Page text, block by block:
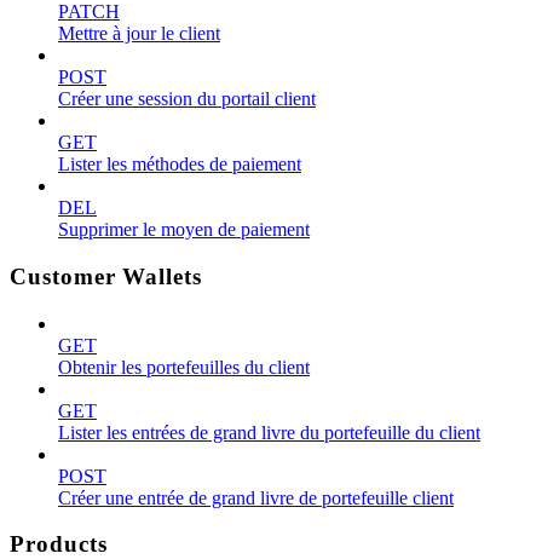
PATCH
Mettre à jour le client
POST
Créer une session du portail client
GET
Lister les méthodes de paiement
DEL
Supprimer le moyen de paiement
Customer Wallets
GET
Obtenir les portefeuilles du client
GET
Lister les entrées de grand livre du portefeuille du client
POST
Créer une entrée de grand livre de portefeuille client
Products